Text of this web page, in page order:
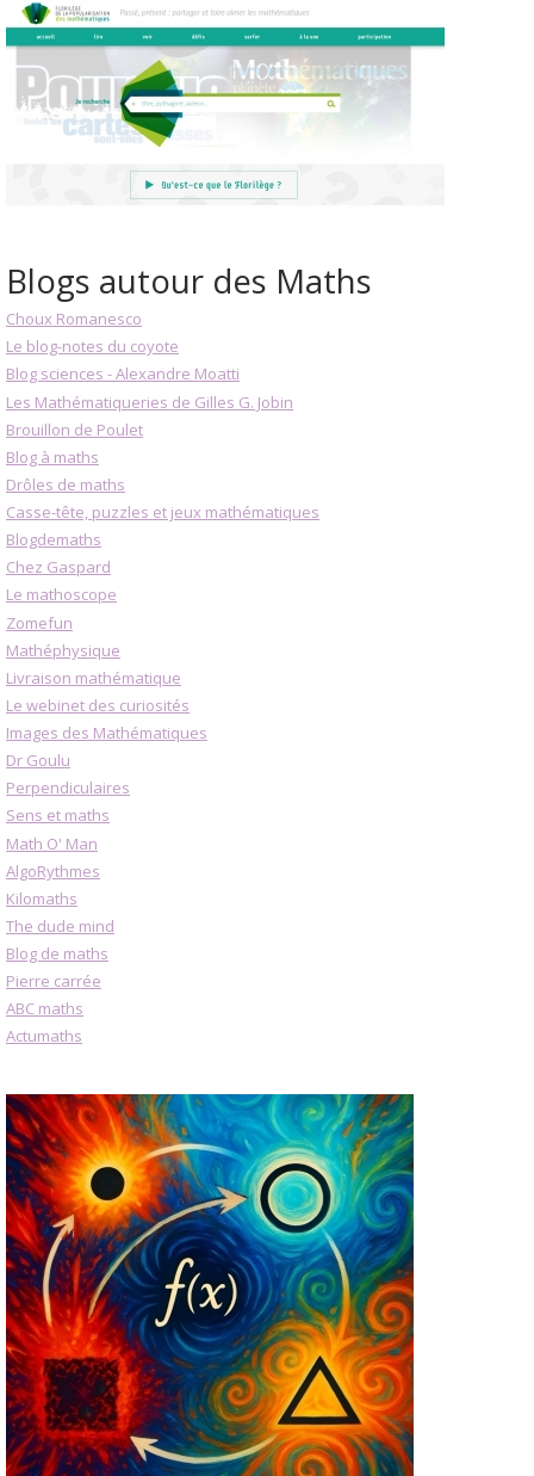
Blogs autour des Maths
Choux Romanesco
Le blog-notes du coyote
Blog sciences - Alexandre Moatti
Les Mathématiqueries de Gilles G. Jobin
Brouillon de Poulet
Blog à maths
Drôles de maths
Casse-tête, puzzles et jeux mathématiques
Blogdemaths
Chez Gaspard
Le mathoscope
Zomefun
Mathéphysique
Livraison mathématique
Le webinet des curiosités
Images des Mathématiques
Dr Goulu
Perpendiculaires
Sens et maths
Math O' Man
AlgoRythmes
Kilomaths
The dude mind
Blog de maths
Pierre carrée
ABC maths
Actumaths